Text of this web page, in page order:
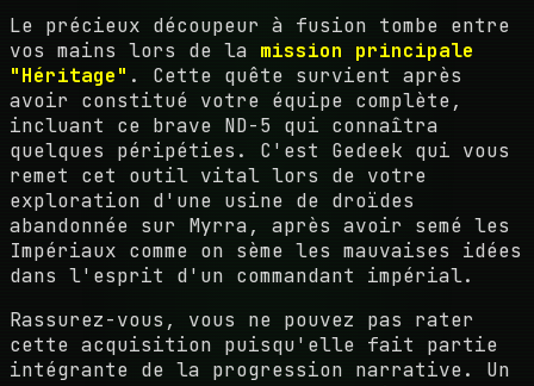
Le précieux découpeur à fusion tombe entre
vos mains lors de la mission principale
"Héritage" . Cette quête survient après
avoir constitué votre équipe complète,
incluant ce brave ND-5 qui connaîtra
quelques péripéties. C'est Gedeek qui vous
remet cet outil vital lors de votre
exploration d'une usine de droïdes
abandonnée sur Myrra, après avoir semé les
Impériaux comme on sème les mauvaises idées
dans l'esprit d'un commandant impérial.
Rassurez-vous, vous ne pouvez pas rater
cette acquisition puisqu'elle fait partie
intégrante de la progression narrative. Un